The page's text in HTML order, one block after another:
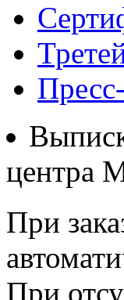
центра
При
При